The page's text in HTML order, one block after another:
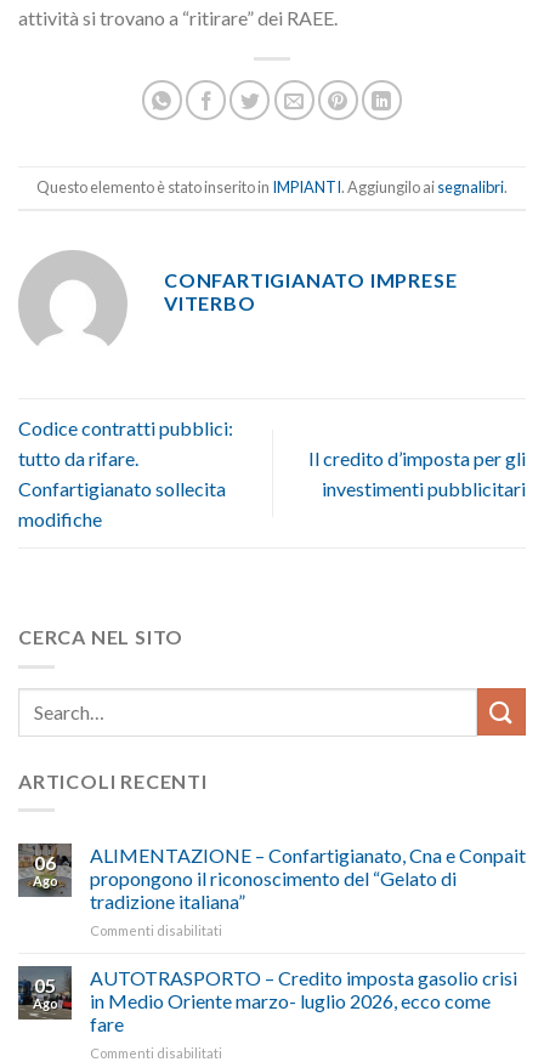
attività si trovano a “ritirare” dei RAEE.
Questo elemento è stato inserito in IMPIANTI. Aggiungilo aisegnalibri.
CONFARTIGIANATO IMPRESE
VITERBO
Codice contratti pubblici:
tutto da rifare.
Confartigianato sollecita
modifiche
Il credito d’imposta per gli
investimenti pubblicitari
CERCA NEL SITO
ARTICOLI RECENTI
06
Ago
ALIMENTAZIONE – Confartigianato, Cna e Conpait
propongono il riconoscimento del “Gelato di
tradizione italiana”
Commenti disabilitati
–
Cna
05
Ago
AUTOTRASPORTO – Credito imposta gasolio crisi
in Medio Oriente marzo- luglio 2026, ecco come
fare
Commenti disabilitati